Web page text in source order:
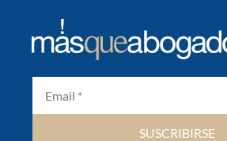
SUSCRIBIRSE